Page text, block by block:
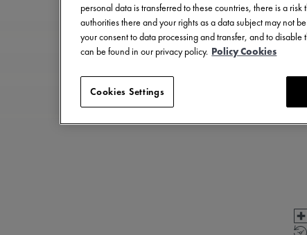
personal data is transferred to these countries, there is a
authorities there and your rights as a data subject may not
your consent to data processing and transfer, and to
can be found in our privacy policy. Policy Cookies
Cookies Settings